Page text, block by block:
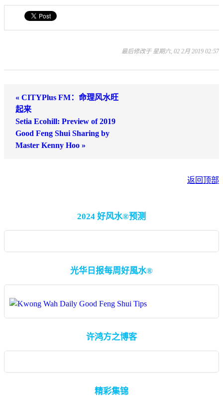
最后修改于 星期六, 02 2月 2019 02:57
« CITYPlus FM：命理风水旺
起来
Setia Ecohill: Preview of 2019
Good Feng Shui Sharing by
Master Kenny Hoo »
返回顶部
2024 好风水®预测
光华日报每周好風水®
许鸿方之博客
精彩集锦